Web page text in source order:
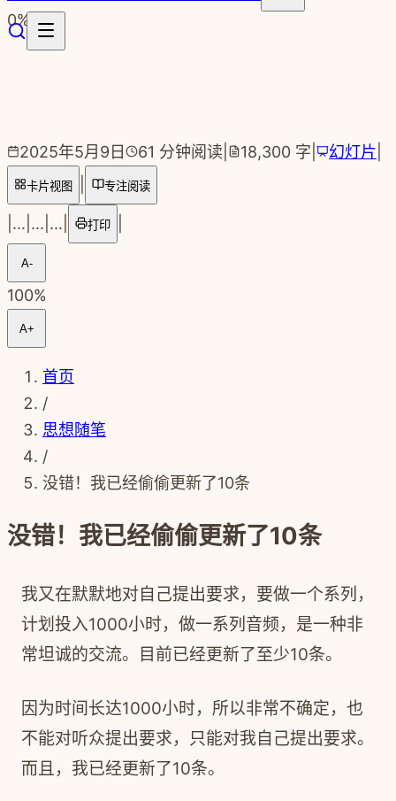
跳转到主要内容
0%
2025年5月9日 61 分钟阅读 18,300 字 幻灯片
卡片视图 专注阅读
... ... ... 打印
A-
100%
A+
首页
/
思想随笔
/
没错！我已经偷偷更新了10条
没错！我已经偷偷更新了10条
我又在默默地对自己提出要求，要做一个系列，
计划投入1000小时，做一系列音频，是一种非
常坦诚的交流。目前已经更新了至少10条。
因为时间长达1000小时，所以非常不确定，也
不能对听众提出要求，只能对我自己提出要求。
而且，我已经更新了10条。